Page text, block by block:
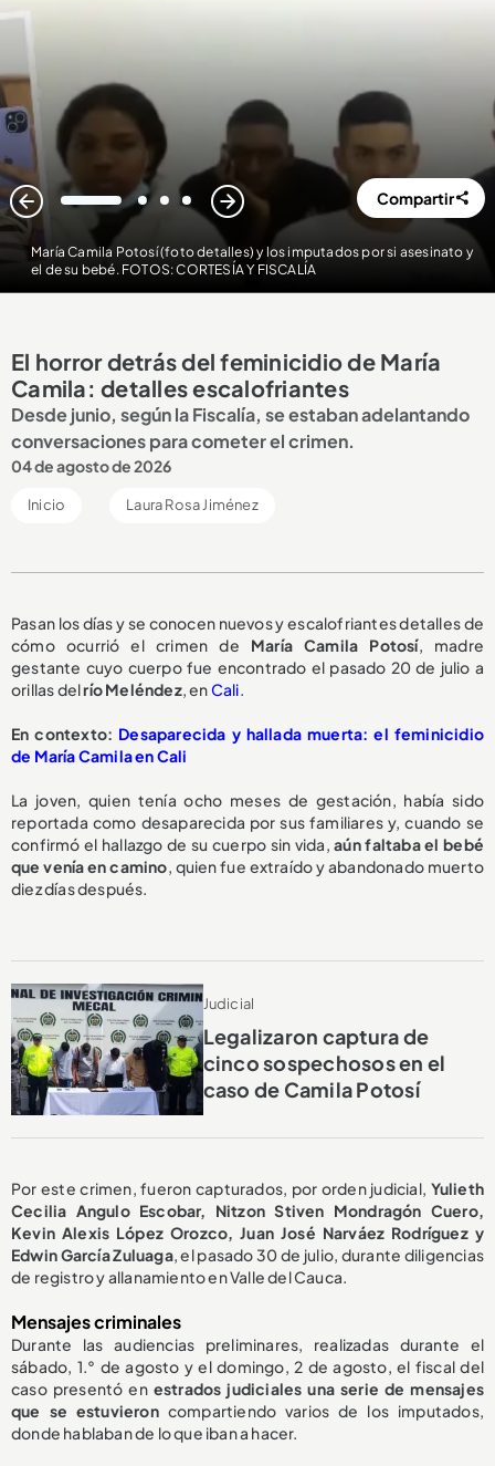
María Camila Potosí (foto detalles) y los imputados por si asesinato y
el de su bebé. FOTOS: CORTESÍA Y FISCALÍA
1 2 3 4 Compartir
El horror detrás del feminicidio de María
Camila: detalles escalofriantes
Desde junio, según la Fiscalía, se estaban adelantando
conversaciones para cometer el crimen.
04 de agosto de 2026
Inicio Laura Rosa Jiménez
Pasan los días y se conocen nuevos y escalofriantes detalles de
cómo ocurrió el crimen de María Camila Potosí, madre
gestante cuyo cuerpo fue encontrado el pasado 20 de julio a
orillas delrío Meléndez, enCali
En contexto: Desaparecida y hallada muerta: el feminicidio
de María Camila en Cali
La joven, quien tenía ocho meses de gestación, había sido
reportada como desaparecida por sus familiares y, cuando se
confirmó el hallazgo de su cuerpo sin vida,aún faltaba el bebé
que venía en camino , quien fue extraído y abandonado muerto
diez días después.
Judicial
Legalizaron captura de
cinco sospechosos en el
caso de Camila Potosí
Por este crimen, fueron capturados, por orden judicial, Yulieth
Cecilia Angulo Escobar, Nitzon Stiven Mondragón Cuero,
Kevin Alexis López Orozco, Juan José Narváez Rodríguez y
Edwin García Zuluaga, el pasado 30 de julio, durante diligencias
de registro y allanamiento en Valle del Cauca.
Mensajes criminales
Durante las audiencias preliminares, realizadas durante el
sábado, 1.° de agosto y el domingo, 2 de agosto, el fiscal del
caso presentó en estrados judiciales una serie de mensajes
que se estuvieroncompartiendo varios de los imputados,
donde hablaban de lo que iban a hacer.